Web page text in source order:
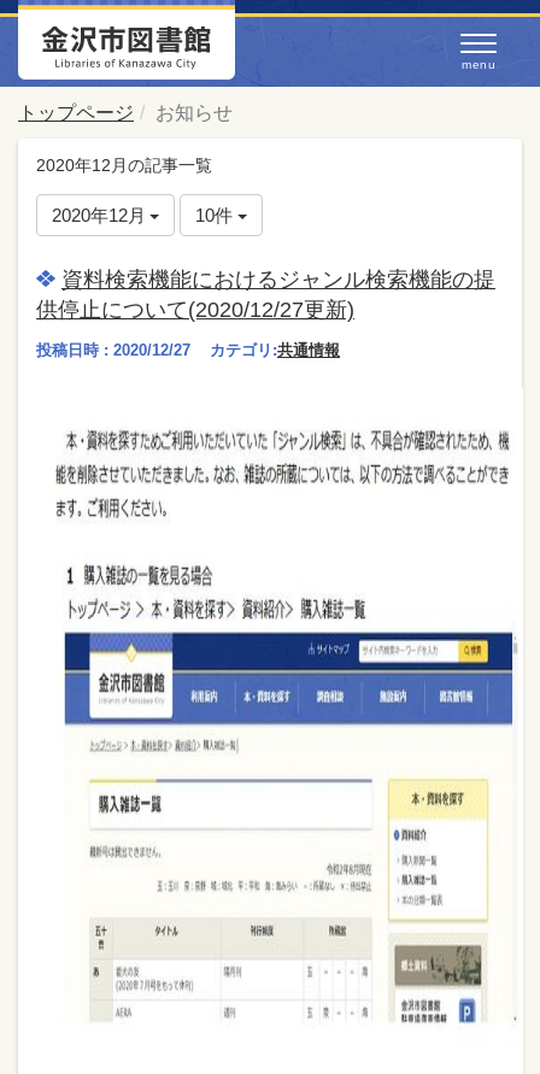
トップページ お知らせ
2020年12月の記事一覧
2020年12月 10件
資料検索機能におけるジャンル検索機能の提
供停止について(2020/12/27更新)
投稿日時 : 2020/12/27 カテゴリ:共通情報